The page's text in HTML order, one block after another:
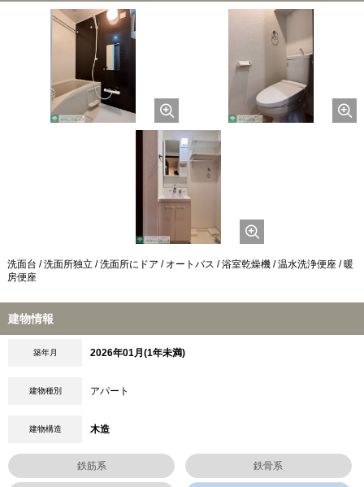
洗面台 / 洗面所独立 / 洗面所にドア / オートバス / 浴室乾燥機 / 温水洗浄便座 / 暖
房便座
建物情報
築年月 2026年01月(1年未満)
建物種別 アパート
建物構造 木造
鉄筋系 鉄骨系